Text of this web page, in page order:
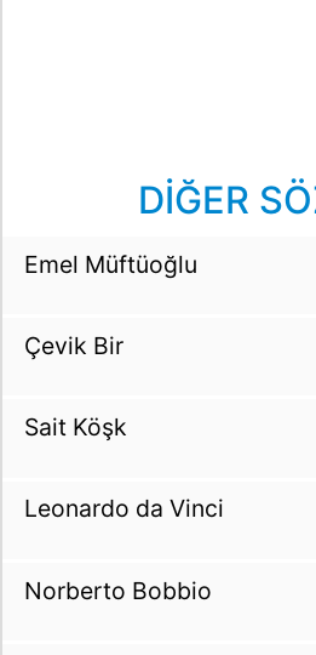
DİĞER
Emel Müftüoğlu
Çevik Bir
Sait Köşk
Leonardo da Vinci
Norberto Bobbio